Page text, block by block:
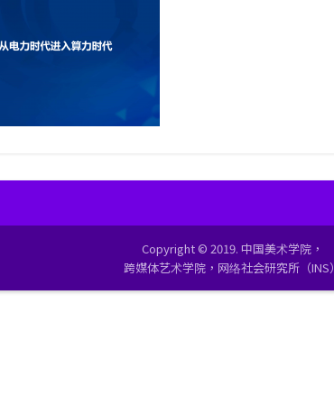
Copyright © 2019. 中国美术学院，
跨媒体艺术学院，网络社会研究所（INS）